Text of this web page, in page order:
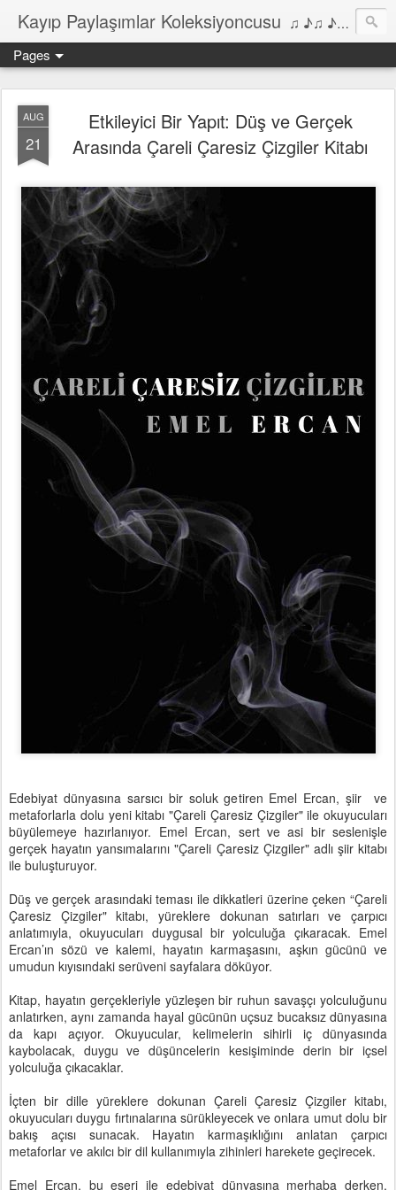
Kayıp Paylaşımlar Koleksiyoncusu ♫ ♪♫ ♪ ♫ ♪♫ ♪•♫♪ 2006'dan bu yana Film, Dizi, Müzik ve Kitaplar üzerine Yazılar Diyarı...
Pages
AUG
21
Etkileyici Bir Yapıt: Düş ve Gerçek
Arasında Çareli Çaresiz Çizgiler Kitabı
Edebiyat dünyasına sarsıcı bir soluk getiren Emel Ercan, şiir ve
metaforlarla dolu yeni kitabı "Çareli Çaresiz Çizgiler" ile okuyucuları
büyülemeye hazırlanıyor. Emel Ercan, sert ve asi bir seslenişle
gerçek hayatın yansımalarını "Çareli Çaresiz Çizgiler" adlı şiir kitabı
ile buluşturuyor.
Düş ve gerçek arasındaki teması ile dikkatleri üzerine çeken “Çareli
Çaresiz Çizgiler" kitabı, yüreklere dokunan satırları ve çarpıcı
anlatımıyla, okuyucuları duygusal bir yolculuğa çıkaracak. Emel
Ercan’ın sözü ve kalemi, hayatın karmaşasını, aşkın gücünü ve
umudun kıyısındaki serüveni sayfalara döküyor.
Kitap, hayatın gerçekleriyle yüzleşen bir ruhun savaşçı yolculuğunu
anlatırken, aynı zamanda hayal gücünün uçsuz bucaksız dünyasına
da kapı açıyor. Okuyucular, kelimelerin sihirli iç dünyasında
kaybolacak, duygu ve düşüncelerin kesişiminde derin bir içsel
yolculuğa çıkacaklar.
İçten bir dille yüreklere dokunan Çareli Çaresiz Çizgiler kitabı,
okuyucuları duygu fırtınalarına sürükleyecek ve onlara umut dolu bir
bakış açısı sunacak. Hayatın karmaşıklığını anlatan çarpıcı
metaforlar ve akılcı bir dil kullanımıyla zihinleri harekete geçirecek.
Emel Ercan, bu eseri ile edebiyat dünyasına merhaba derken,